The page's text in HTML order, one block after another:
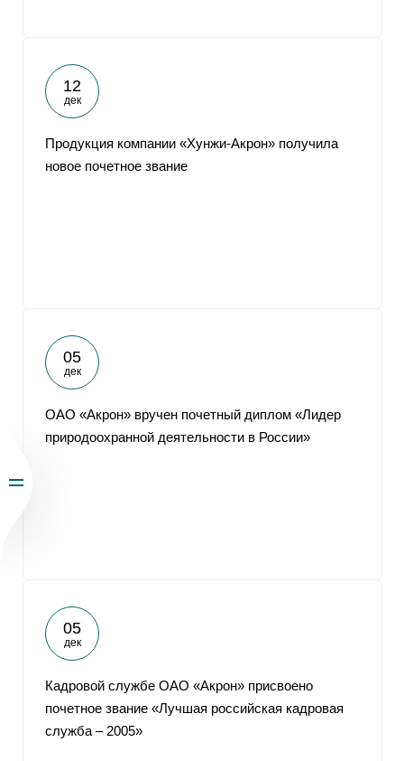
12
дек
Продукция компании «Хунжи-Акрон» получила
новое почетное звание
05
дек
ОАО «Акрон» вручен почетный диплом «Лидер
природоохранной деятельности в России»
05
дек
Кадровой службе ОАО «Акрон» присвоено
почетное звание «Лучшая российская кадровая
служба – 2005»